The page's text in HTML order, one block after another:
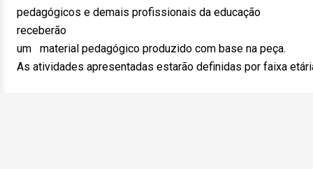
pedagógicos e demais profissionais da educação
receberão
um material pedagógico produzido com base na peça.
As atividades apresentadas estarão definidas por faixa